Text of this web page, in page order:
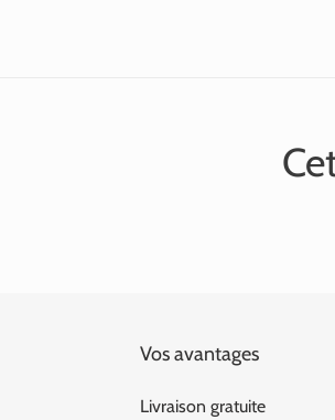
Vos avantages
Livraison gratuite